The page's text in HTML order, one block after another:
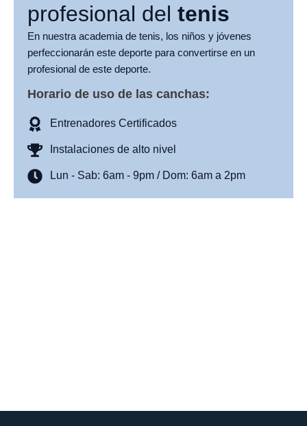
profesional del tenis
En nuestra academia de tenis, los niños y jóvenes
perfeccionarán este deporte para convertirse en un
profesional de este deporte.
Horario de uso de las canchas:
Entrenadores Certificados
Instalaciones de alto nivel
Lun - Sab: 6am - 9pm / Dom: 6am a 2pm